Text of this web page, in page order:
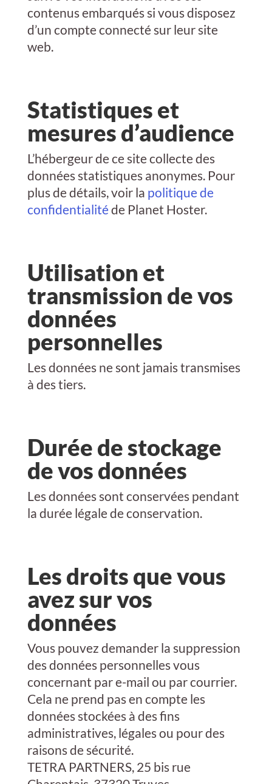
contenus embarqués si vous disposez
d’un compte connecté sur leur site
web.
Statistiques et
mesures d’audience
L’hébergeur de ce site collecte des
données statistiques anonymes. Pour
plus de détails, voir la politique de
confidentialitéde Planet Hoster.
Utilisation et
transmission de vos
données
personnelles
Les données ne sont jamais transmises
à des tiers.
Durée de stockage
de vos données
Les données sont conservées pendant
la durée légale de conservation.
Les droits que vous
avez sur vos
données
Vous pouvez demander la suppression
des données personnelles vous
concernant par e-mail ou par courrier.
Cela ne prend pas en compte les
données stockées à des fins
administratives, légales ou pour des
raisons de sécurité.
TETRA PARTNERS, 25 bis rue